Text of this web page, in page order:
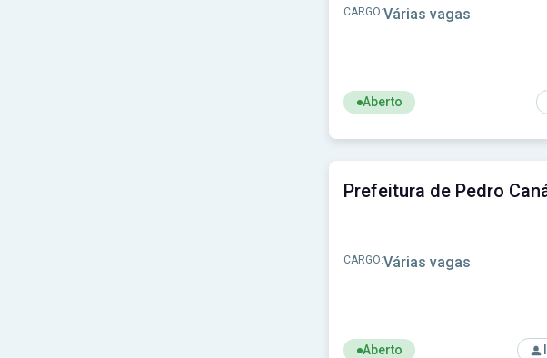
Aberto
CARGO:Várias vagas
Aberto
CARGO:Várias vagas